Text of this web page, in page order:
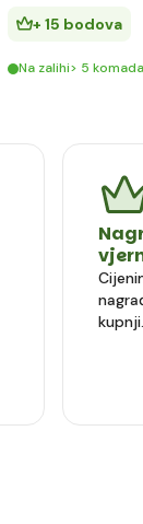
+ 15 bodova
Na zalihi> 5 komada
kupnji.